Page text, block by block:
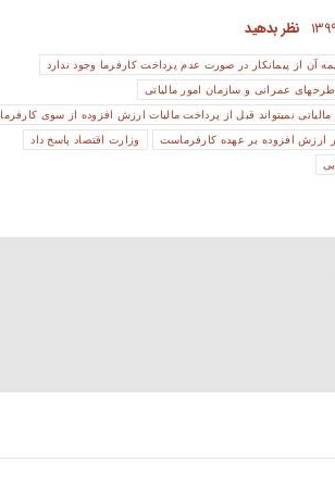
۲۸ نظر بدهید
آن از پیمانکار در صورت عدم پرداخت کارفرما وجود ندارد
طرحهای عمرانی و سازمان امور مالیاتی
نمیتواند قبل از پرداخت مالیات ارزش افزوده از سوی کارفرما
ارزش افزوده بر عهده کارفرماست وزارت اقتصاد پاسخ داد